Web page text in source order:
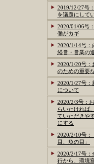
2019/12/27号
を議題にして
2020/01/06号
働がカギ
2020/1/14号：
経営・営業の
2020/1/20号：
のための重要
2020/1/27号：
について
2020/2/3号：
らいたければ
ていただきや
にする
2020/2/10号：
目、魚の目」
2020/2/17号：
行から、環境